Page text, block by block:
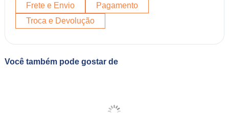
Frete e Envio
Pagamento
Troca e Devolução
Você também pode gostar de